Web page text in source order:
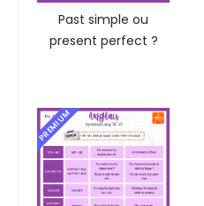
Past simple ou
present perfect ?
PREMIUM